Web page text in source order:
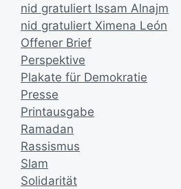
nid gratuliert Issam Alnajm
nid gratuliert Ximena León
Offener Brief
Perspektive
Plakate für Demokratie
Presse
Printausgabe
Ramadan
Rassismus
Slam
Solidarität